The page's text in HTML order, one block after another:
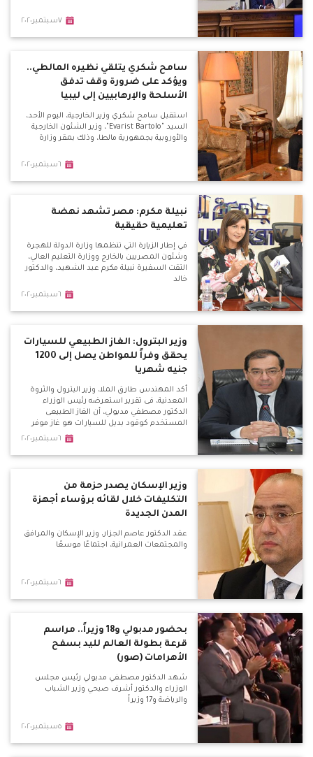
٧سبتمبر٢٠٢٠
سامح شكري يتلقي نظيره المالطي..
ويؤكد على ضرورة وقف تدفق
الأسلحة والإرهابيين إلى ليبيا
استقبل سامح شكري وزير الخارجية، اليوم الأحد،
السيد "Evarist Bartolo"، وزير الشئون الخارجية
والأوروبية بجمهورية مالطا، وذلك بمقر وزارة
٦سبتمبر٢٠٢٠
نبيلة مكرم: مصر تشهد نهضة
تعليمية حقيقية
في إطار الزيارة التي تنظمها وزارة الدولة للهجرة
وشئون المصريين بالخارج ووزارة التعليم العالي،
التقت السفيرة نبيلة مكرم عبد الشهيد، والدكتور
خالد
٦سبتمبر٢٠٢٠
وزير البترول: الغاز الطبيعي للسيارات
يحقق وفراً للمواطن يصل إلى 1200
جنيه شهريا
أكد المهندس طارق الملا، وزير البترول والثروة
المعدنية، فى تقرير استعرضه رئيس الوزراء
الدكتور مصطفي مدبولي، أن الغاز الطبيعى
المستخدم كوقود بديل للسيارات هو غاز موفر
واقتصادى، حيث يصل سعر المتر المكعب من
لتر البنزين "80" 6.25
٦سبتمبر٢٠٢٠
وزير الإسكان يصدر حزمة من
التكليفات خلال لقائه برؤساء أجهزة
المدن الجديدة
عقد الدكتور عاصم الجزار، وزير الإسكان والمرافق
والمجتمعات العمرانية، اجتماعًا موسعًا
٦سبتمبر٢٠٢٠
بحضور مدبولي و18 وزيراً.. مراسم
قرعة بطولة العالم لليد بسفح
الأهرامات (صور)
شهد الدكتور مصطفي مدبولي رئيس مجلس
الوزراء والدكتور أشرف صبحي وزير الشباب
والرياضة و17 وزيراً
٥سبتمبر٢٠٢٠